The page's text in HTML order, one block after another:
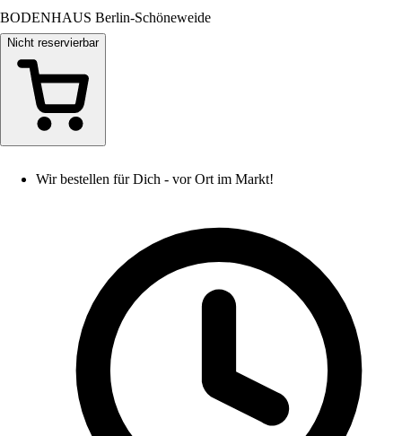
BODENHAUS Berlin-Schöneweide
Nicht reservierbar
Wir bestellen für Dich - vor Ort im Markt!